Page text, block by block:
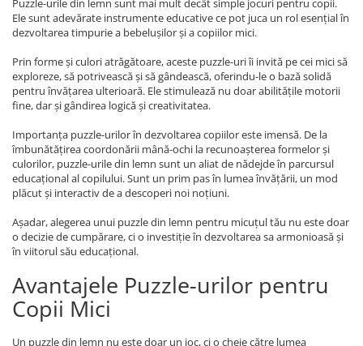
Ele sunt adevărate instrumente educative ce pot juca un rol esențial în
dezvoltarea timpurie a bebelușilor și a copiilor mici.
Prin forme și culori atrăgătoare, aceste puzzle-uri îi invită pe cei mici să
exploreze, să potrivească și să gândească, oferindu-le o bază solidă
pentru învățarea ulterioară. Ele stimulează nu doar abilitățile motorii
fine, dar și gândirea logică și creativitatea.
Importanța puzzle-urilor în dezvoltarea copiilor este imensă. De la
îmbunătățirea coordonării mână-ochi la recunoașterea formelor și
culorilor, puzzle-urile din lemn sunt un aliat de nădejde în parcursul
educațional al copilului. Sunt un prim pas în lumea învățării, un mod
plăcut și interactiv de a descoperi noi noțiuni.
Așadar, alegerea unui puzzle din lemn pentru micuțul tău nu este doar
o decizie de cumpărare, ci o investiție în dezvoltarea sa armonioasă și
în viitorul său educațional.
Avantajele Puzzle-urilor pentru
Copii Mici
Un puzzle din lemn nu este doar un joc, ci o cheie către lumea